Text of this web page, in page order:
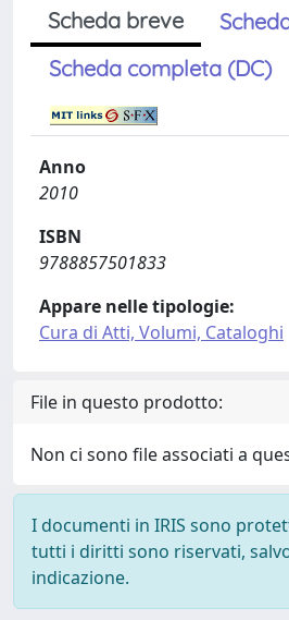
Scheda breve
Scheda completa (DC)
Anno
2010
ISBN
9788857501833
Appare nelle tipologie:
Cura di Atti, Volumi, Cataloghi
File in questo prodotto:
Non ci sono file associati a
I documenti in IRIS sono
tutti i diritti sono riservati,
indicazione.